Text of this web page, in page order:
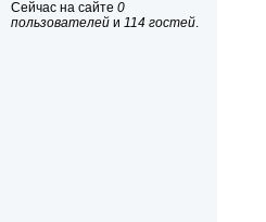
Сейчас на сайте 0
пользователей и 114 гостей.